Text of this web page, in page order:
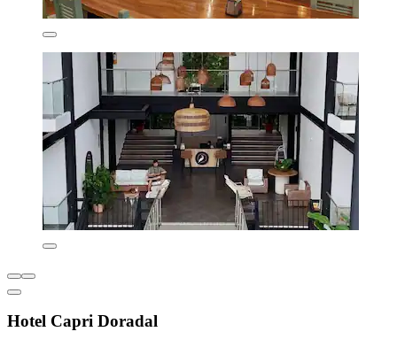
Hotel Capri Doradal